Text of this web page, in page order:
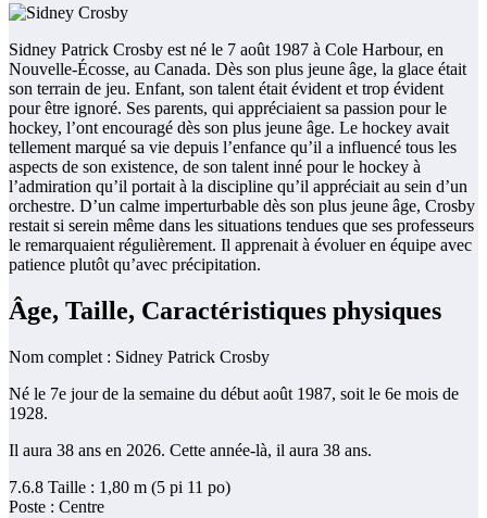
Sidney Patrick Crosby est né le 7 août 1987 à Cole Harbour, en
Nouvelle-Écosse, au Canada. Dès son plus jeune âge, la glace était
son terrain de jeu. Enfant, son talent était évident et trop évident
pour être ignoré. Ses parents, qui appréciaient sa passion pour le
hockey, l’ont encouragé dès son plus jeune âge. Le hockey avait
tellement marqué sa vie depuis l’enfance qu’il a influencé tous les
aspects de son existence, de son talent inné pour le hockey à
l’admiration qu’il portait à la discipline qu’il appréciait au sein d’un
orchestre. D’un calme imperturbable dès son plus jeune âge, Crosby
restait si serein même dans les situations tendues que ses professeurs
le remarquaient régulièrement. Il apprenait à évoluer en équipe avec
patience plutôt qu’avec précipitation.
Âge, Taille, Caractéristiques physiques
Nom complet : Sidney Patrick Crosby
Né le 7e jour de la semaine du début août 1987, soit le 6e mois de
1928.
Il aura 38 ans en 2026. Cette année-là, il aura 38 ans.
7.6.8 Taille : 1,80 m (5 pi 11 po)
Poste : Centre